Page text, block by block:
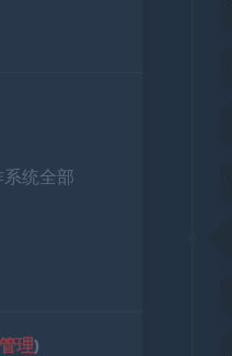
统全部
理)